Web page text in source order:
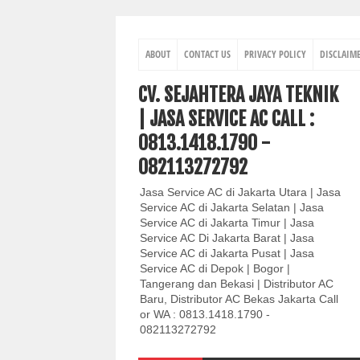
ABOUT CONTACT US PRIVACY POLICY
CV. SEJAHTERA JAYA TEKNIK
| JASA SERVICE AC CALL :
0813.1418.1790 -
082113272792
Jasa Service AC di Jakarta Utara | Jasa
Service AC di Jakarta Selatan | Jasa
Service AC di Jakarta Timur | Jasa
Service AC Di Jakarta Barat | Jasa
Service AC di Jakarta Pusat | Jasa
Service AC di Depok | Bogor |
Tangerang dan Bekasi | Distributor AC
Baru, Distributor AC Bekas Jakarta Call
or WA : 0813.1418.1790 -
082113272792